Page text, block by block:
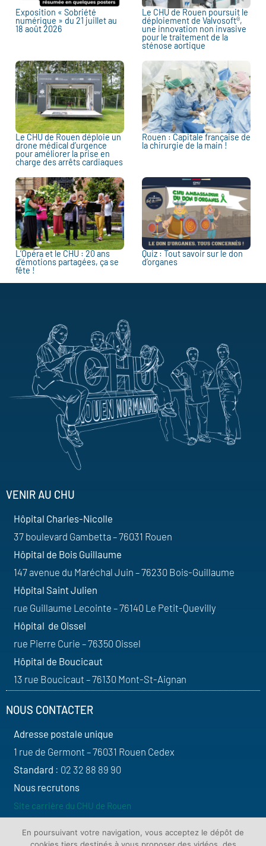
Exposition « Sobriété
numérique » du 21 juillet au
18 août 2026
Le CHU de Rouen poursuit le
déploiement de Valvosoft®,
une innovation non invasive
pour le traitement de la
sténose aortique
Le CHU de Rouen déploie un
drone médical d’urgence
pour améliorer la prise en
charge des arrêts cardiaques
Rouen : Capitale française de
la chirurgie de la main !
L’Opéra et le CHU : 20 ans
d’émotions partagées, ça se
fête !
Quiz : Tout savoir sur le don
d’organes
VENIR AU CHU
Hôpital Charles-Nicolle
37 boulevard Gambetta – 76031 Rouen
Hôpital de Bois Guillaume
147 avenue du Maréchal Juin – 76230 Bois-Guillaume
Hôpital Saint Julien
rue Guillaume Lecointe – 76140 Le Petit-Quevilly
Hôpital de Oissel
rue Pierre Curie – 76350 Oissel
Hôpital de Boucicaut
13 rue Boucicaut – 76130 Mont-St-Aignan
NOUS CONTACTER
Adresse postale unique
1 rue de Germont – 76031 Rouen Cedex
Standard : 02 32 88 89 90
Nous recrutons
Site carrière du CHU de Rouen
SUIVEZ-NOUS
En poursuivant votre navigation, vous acceptez le dépôt de